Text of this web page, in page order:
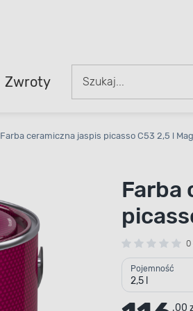
Zwroty
Farba ceramiczna jaspis picasso C53 2,5 l
Farba
0
Pojemność
2,5 l
.00